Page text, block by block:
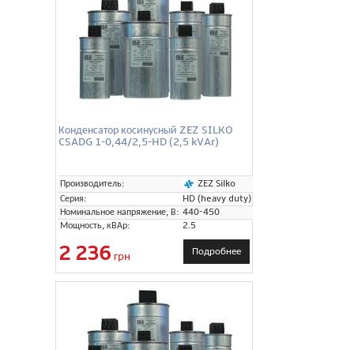
Конденсатор косинусный ZEZ SILKO
CSADG 1-0,44/2,5-HD (2,5 kVAr)
Производитель:
ZEZ Silko
Серия:
HD (heavy duty)
Номинальное напряжение, В: 440-450
Мощность, кВАр:
2.5
2 236 грн Подробнее